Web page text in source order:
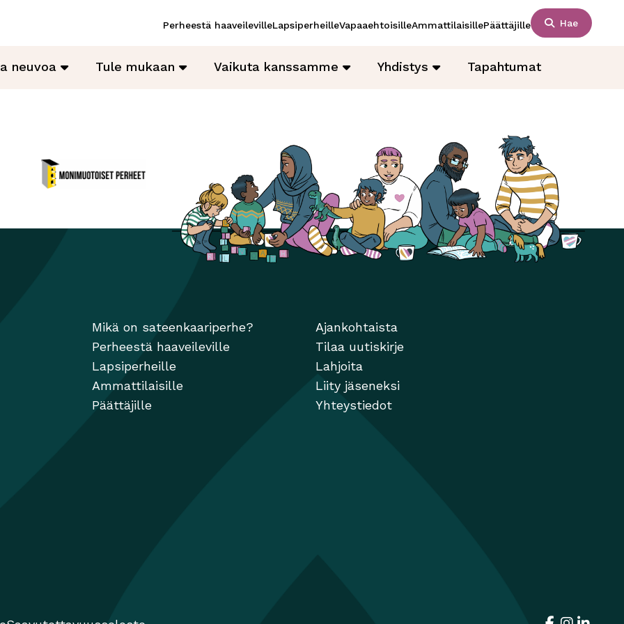
Perheestä haaveilevilleLapsiperheilleVapaaehtoisilleAmmattilaisillePäättäjille Hae
neuvoa Tule mukaan Vaikuta kanssamme Yhdistys Tapahtumat
Mikä on sateenkaariperhe?
Perheestä haaveileville
Lapsiperheille
Ammattilaisille
Päättäjille
Ajankohtaista
Tilaa uutiskirje
Lahjoita
Liity jäseneksi
Yhteystiedot